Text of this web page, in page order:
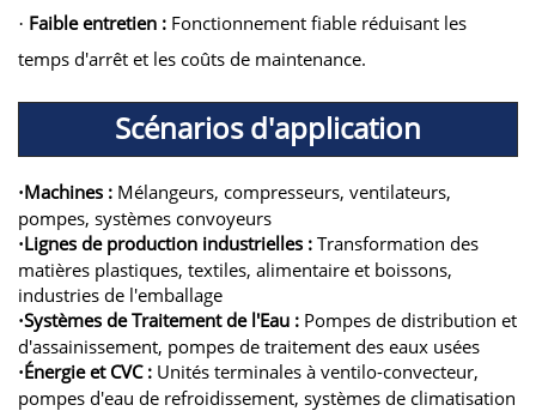
· Faible entretien : Fonctionnement fiable réduisant les
temps d'arrêt et les coûts de maintenance.
Scénarios d'application
·Machines : Mélangeurs, compresseurs, ventilateurs,
pompes, systèmes convoyeurs
·Lignes de production industrielles : Transformation des
matières plastiques, textiles, alimentaire et boissons,
industries de l'emballage
·Systèmes de Traitement de l'Eau : Pompes de distribution et
d'assainissement, pompes de traitement des eaux usées
·Énergie et CVC : Unités terminales à ventilo-convecteur,
pompes d'eau de refroidissement, systèmes de climatisation